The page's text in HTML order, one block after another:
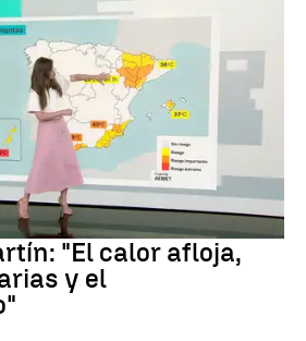
"El calor afloja,
y el